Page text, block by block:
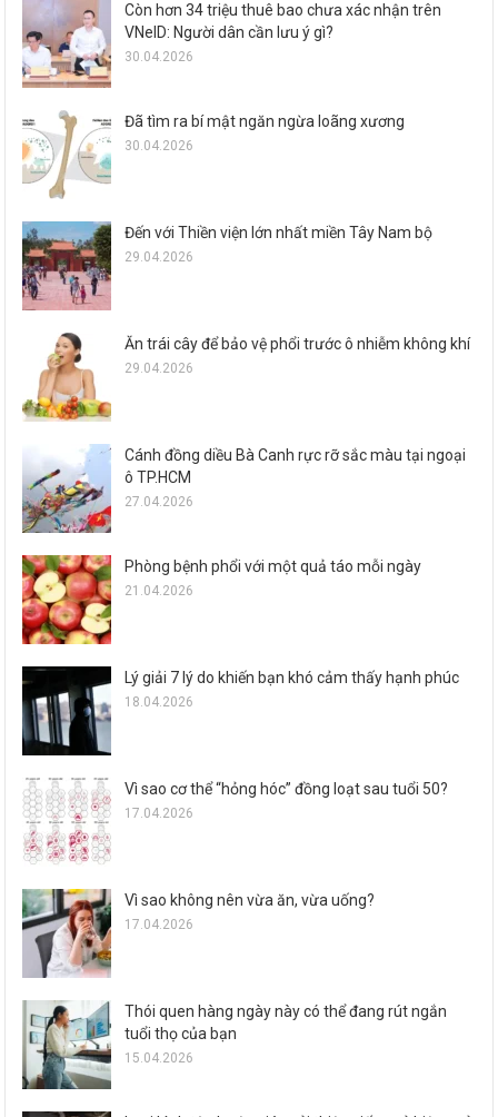
Còn hơn 34 triệu thuê bao chưa xác nhận trên
VNeID: Người dân cần lưu ý gì?
30.04.2026
Đã tìm ra bí mật ngăn ngừa loãng xương
30.04.2026
Đến với Thiền viện lớn nhất miền Tây Nam bộ
29.04.2026
Ăn trái cây để bảo vệ phổi trước ô nhiễm không khí
29.04.2026
Cánh đồng diều Bà Canh rực rỡ sắc màu tại ngoại
ô TP.HCM
27.04.2026
Phòng bệnh phổi với một quả táo mỗi ngày
21.04.2026
Lý giải 7 lý do khiến bạn khó cảm thấy hạnh phúc
18.04.2026
Vì sao cơ thể “hỏng hóc” đồng loạt sau tuổi 50?
17.04.2026
Vì sao không nên vừa ăn, vừa uống?
17.04.2026
Thói quen hàng ngày này có thể đang rút ngắn
tuổi thọ của bạn
15.04.2026